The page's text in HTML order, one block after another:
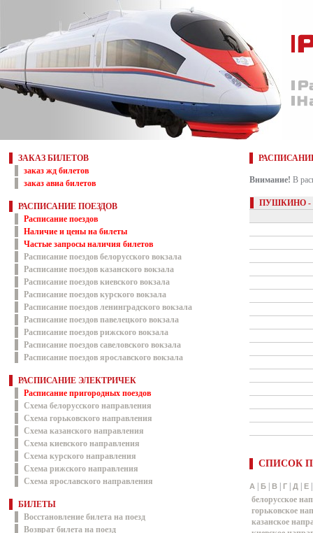
ЗАКАЗ БИЛЕТОВ
заказ жд билетов
заказ авиа билетов
РАСПИСАНИЕ ПОЕЗДОВ
Расписание поездов
Наличие и цены на билеты
Частые запросы наличия билетов
Расписание поездов белорусского вокзала
Расписание поездов казанского вокзала
Расписание поездов киевского вокзала
Расписание поездов курского вокзала
Расписание поездов ленинградского вокзала
Расписание поездов павелецкого вокзала
Расписание поездов рижского вокзала
Расписание поездов савеловского вокзала
Расписание поездов ярославского вокзала
РАСПИСАНИЕ ЭЛЕКТРИЧЕК
Расписание пригородных поездов
Схема белорусского направления
Схема горьковского направления
Схема казанского направления
Схема киевского направления
Схема курского направления
Схема рижского направления
Схема ярославского направления
БИЛЕТЫ
Восстановление билета на поезд
Возврат билета на поезд
Внимание! В
ПУШКИНО -
СПИСОК
А Б В Г Д Е
белорусское
горьковское
казанское